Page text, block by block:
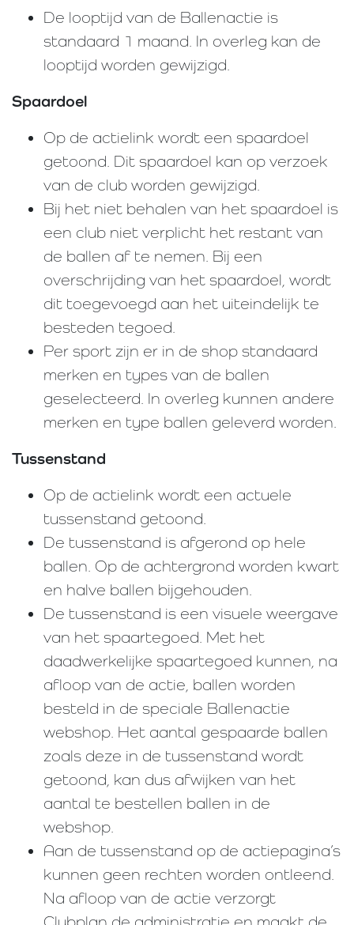
De looptijd van de Ballenactie is
standaard 1 maand. In overleg kan de
looptijd worden gewijzigd.
Spaardoel
Op de actielink wordt een spaardoel
getoond. Dit spaardoel kan op verzoek
van de club worden gewijzigd.
Bij het niet behalen van het spaardoel is
een club niet verplicht het restant van
de ballen af te nemen. Bij een
overschrijding van het spaardoel, wordt
dit toegevoegd aan het uiteindelijk te
besteden tegoed.
Per sport zijn er in de shop standaard
merken en types van de ballen
geselecteerd. In overleg kunnen andere
merken en type ballen geleverd worden.
Tussenstand
Op de actielink wordt een actuele
tussenstand getoond.
De tussenstand is afgerond op hele
ballen. Op de achtergrond worden kwart
en halve ballen bijgehouden.
De tussenstand is een visuele weergave
van het spaartegoed. Met het
daadwerkelijke spaartegoed kunnen, na
afloop van de actie, ballen worden
besteld in de speciale Ballenactie
webshop. Het aantal gespaarde ballen
zoals deze in de tussenstand wordt
getoond, kan dus afwijken van het
aantal te bestellen ballen in de
webshop.
Aan de tussenstand op de actiepagina’s
kunnen geen rechten worden ontleend.
Na afloop van de actie verzorgt